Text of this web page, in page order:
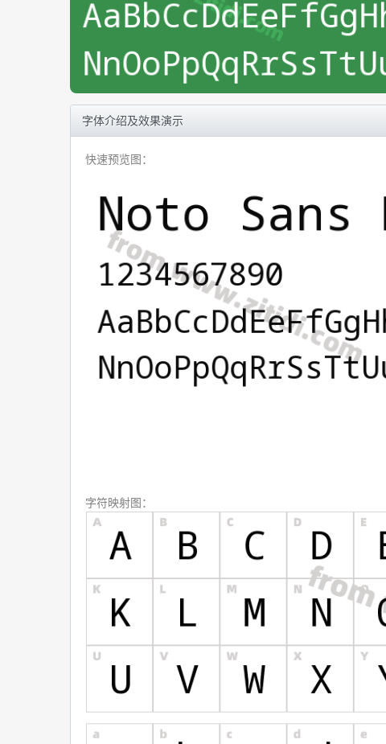
字体介绍及效果演示
快速预览图：
字符映射图：